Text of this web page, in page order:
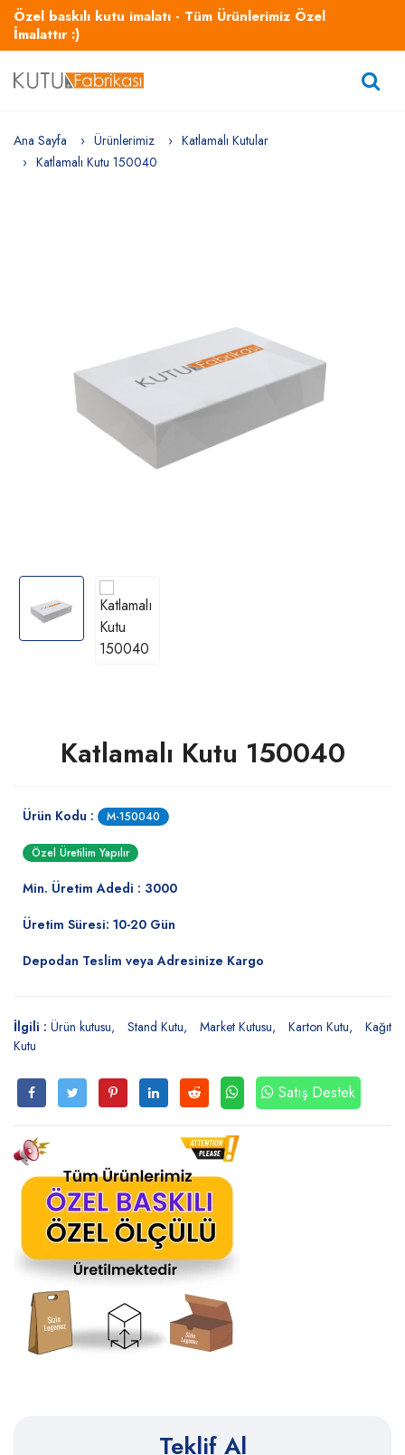
Özel baskılı kutu imalatı - Tüm Ürünlerimiz Özel
İmalattır :)
Ana Sayfa Ürünlerimiz
Katlamalı Kutular
Katlamalı Kutu 150040
Katlamalı Kutu 150040
Ürün Kodu : M-150040
Özel Üretilim Yapılır
Min. Üretim Adedi : 3000
Üretim Süresi: 10-20 Gün
Depodan Teslim veya Adresinize Kargo
İlgili : Ürün kutusu Stand Kutu Market Kutusu Karton Kutu
Kağıt
Kutu
Satış Destek
Teklif Al